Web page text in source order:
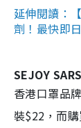
延伸閱讀：
劑！最快即
SEJOY
香港口罩品
裝$22，而